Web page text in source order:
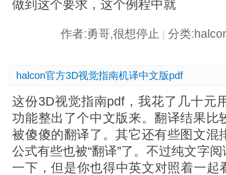
做到这个要求，这个例程中就
作者:勇哥,很想停止 分类
halcon官方3D视觉指南机译中文版pdf
这份3D视觉指南pdf，我花了几十元
功能整出了个中文版来。翻译结果比
被傻傻的翻译了。其它还有些图文混
公式有些也被“翻译”了。不过纯文字
一下，但是你也得中英文对照着一起